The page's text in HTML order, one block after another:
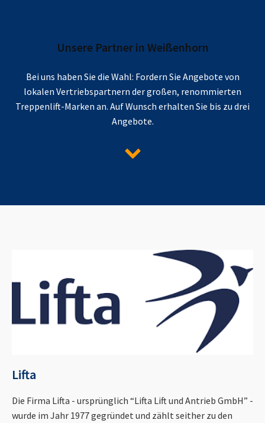
Unsere Partner in Weißenhorn
Bei uns haben Sie die Wahl: Fordern Sie Angebote von
lokalen Vertriebspartnern der großen, renommierten
Treppenlift-Marken an. Auf Wunsch erhalten Sie bis zu drei
Angebote.
Lifta
Die Firma Lifta - ursprünglich “Lifta Lift und Antrieb GmbH” -
wurde im Jahr 1977 gegründet und zählt seither zu den